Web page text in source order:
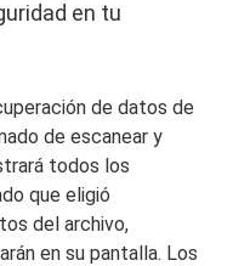
en tu
de datos de
de escanear y
todos los
que eligió
del archivo,
en su pantalla. Los